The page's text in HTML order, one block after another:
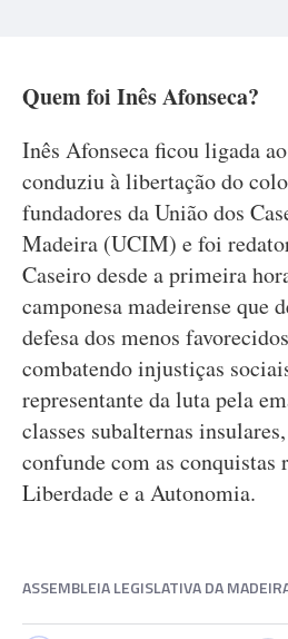
Quem foi Inês Afonseca?
Inês Afonseca ficou ligada
conduziu à libertação do
fundadores da União dos
Madeira (UCIM) e foi
Caseiro desde a primeira
camponesa madeirense que
defesa dos menos
combatendo injustiças
representante da luta pela
classes subalternas
confunde com as conquistas
Liberdade e a Autonomia.
ASSEMBLEIA LEGISLATIVA DA